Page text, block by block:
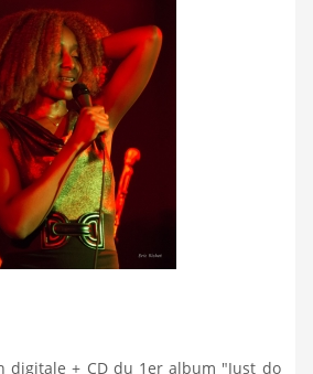
digitale + CD du 1er album "Just do